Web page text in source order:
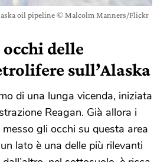
oil pipeline © Malcolm Manners/Flickr
delle
sull’Alaska
di una lunga vicenda, iniziata
Reagan. Già allora i
gli occhi su questa area
lato è una delle più rilevanti